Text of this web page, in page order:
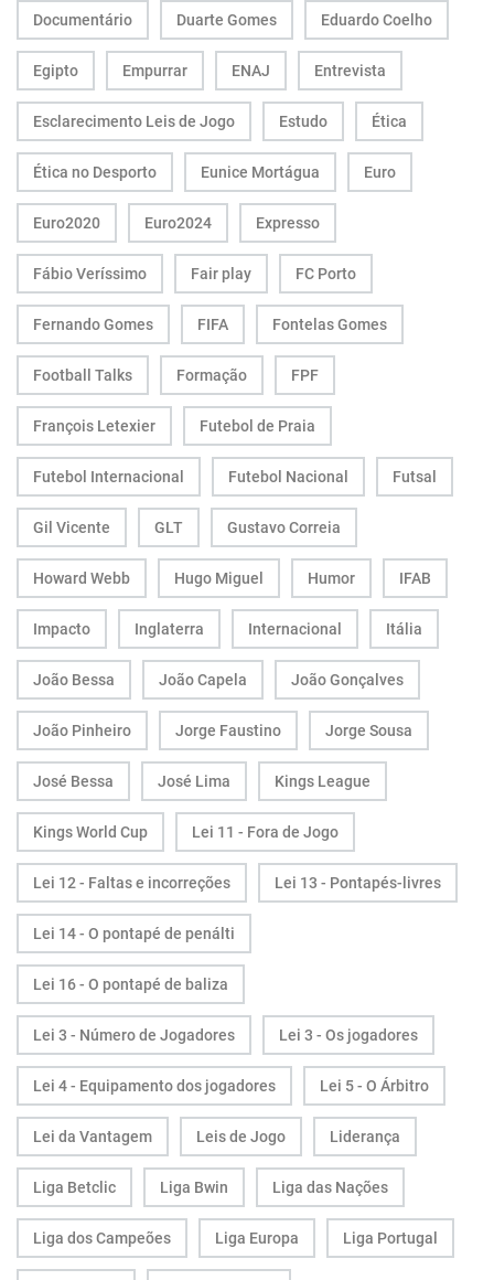
Documentário Duarte Gomes Eduardo Coelho
Egipto Empurrar ENAJ Entrevista
Esclarecimento Leis de Jogo Estudo Ética
Ética no Desporto Eunice Mortágua Euro
Euro2020 Euro2024 Expresso
Fábio Veríssimo Fair play FC Porto
Fernando Gomes FIFA Fontelas Gomes
Football Talks Formação FPF
François Letexier Futebol de Praia
Futebol Internacional Futebol Nacional Futsal
Gil Vicente GLT Gustavo Correia
Howard Webb Hugo Miguel Humor IFAB
Impacto Inglaterra Internacional Itália
João Bessa João Capela João Gonçalves
João Pinheiro Jorge Faustino Jorge Sousa
José Bessa José Lima Kings League
Kings World Cup Lei 11 - Fora de Jogo
Lei 12 - Faltas e incorreções Lei 13 - Pontapés-livres
Lei 14 - O pontapé de penálti
Lei 16 - O pontapé de baliza
Lei 3 - Número de Jogadores Lei 3 - Os jogadores
Lei 4 - Equipamento dos jogadores Lei 5 - O Árbitro
Lei da Vantagem Leis de Jogo Liderança
Liga Betclic Liga Bwin Liga das Nações
Liga dos Campeões Liga Europa Liga Portugal